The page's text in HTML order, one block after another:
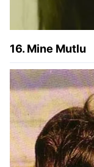
16. Mine Mutlu